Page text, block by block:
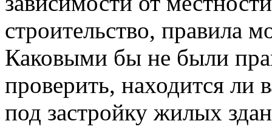
строительство, правила
Каковыми бы не были
проверить, находится ли
под застройку жилых